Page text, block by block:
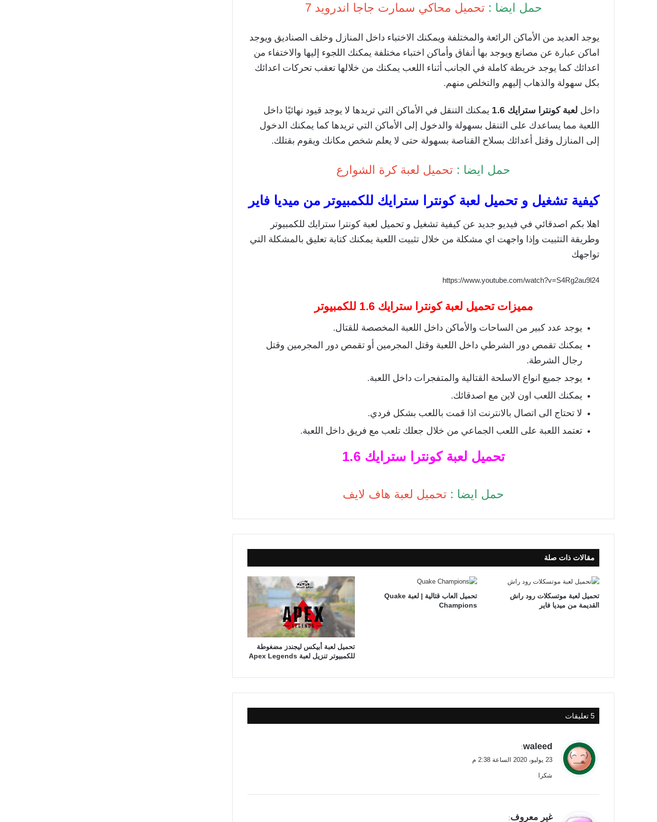
حمل ايضا : تحميل محاكي سمارت جاجا اندرويد 7
يوجد العديد من الأماكن الرائعة والمختلفة ويمكنك الاختباء داخل المنازل وخلف الصناديق ويوجد
اماكن عبارة عن مصانع ويوجد بها أنفاق وأماكن اختباء مختلفة يمكنك اللجوء إليها والاختفاء من
اعدائك كما يوجد خريطة كاملة في الجانب أثناء اللعب يمكنك من خلالها تعقب تحركات اعدائك
بكل سهولة والذهاب إليهم والتخلص منهم.
داخل لعبة كونترا سترايك 1.6
يمكنك التنقل في الأماكن التي تريدها لا يوجد قيود نهائيًا داخل
اللعبة مما يساعدك على التنقل بسهولة والدخول إلى الأماكن التي تريدها كما يمكنك الدخول
إلى المنازل وقتل أعدائك بسلاح القناصة بسهولة حتى لا يعلم شخص مكانك ويقوم بقتلك.
حمل ايضا : تحميل لعبة كرة الشوارع
كيفية تشغيل و تحميل لعبة كونترا سترايك للكمبيوتر من ميديا فاير
اهلا بكم اصدقائي في فيديو جديد عن كيفية تشغيل و تحميل لعبة كونترا سترايك للكمبيوتر
وطريقة التثبيت وإذا واجهت اي مشكلة من خلال تثبيت اللعبة يمكنك كتابة تعليق بالمشكلة التي
تواجهك
https://www.youtube.com/watch?v=S4Rg2au9l24
مميزات تحميل لعبة كونترا سترايك 1.6 للكمبيوتر
يوجد عدد كبير من الساحات والأماكن داخل اللعبة المخصصة للقتال.
يمكنك تقمص دور الشرطي داخل اللعبة وقتل المجرمين أو تقمص دور المجرمين وقتل
رجال الشرطة.
يوجد جميع انواع الاسلحة القتالية والمتفجرات داخل اللعبة.
يمكنك اللعب اون لاين مع اصدقائك.
لا تحتاج الى اتصال بالانترنت اذا قمت باللعب بشكل فردي.
تعتمد اللعبة على اللعب الجماعي من خلال جعلك تلعب مع فريق داخل اللعبة.
تحميل لعبة كونترا سترايك 1.6
حمل ايضا : تحميل لعبة هاف لايف
مقالات ذات صلة
تحميل لعبة موتسكلات رود راش
القديمة من ميديا فاير
تحميل العاب قتالية | لعبة Quake
Champions
تحميل لعبة أبيكس ليجندز مضغوطة
للكمبيوتر تنزيل لعبة Apex Legends
‫5 تعليقات
ي
ل
waleed
:
23 يوليو، 2020 الساعة 2:38 م
شكرا
ي
غير معروف: